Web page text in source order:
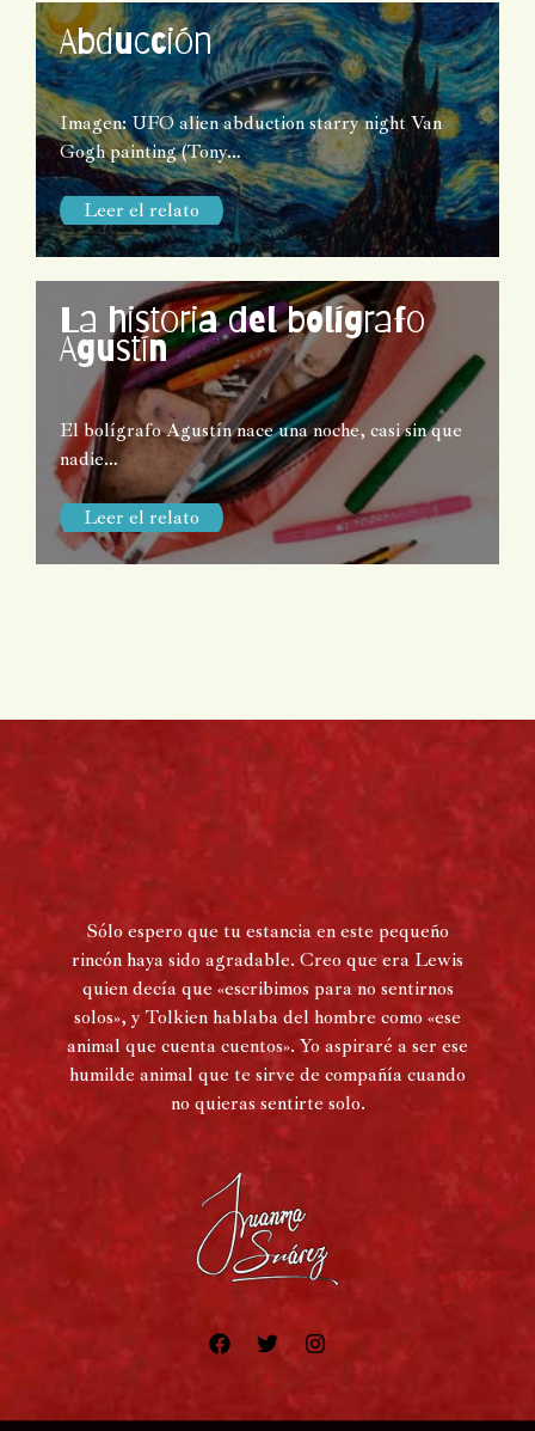
Abducción
Imagen: UFO alien abduction starry night Van
Gogh painting (Tony…
Leer el relato
La historia del bolígrafo
Agustín
El bolígrafo Agustín nace una noche, casi sin que
nadie…
Leer el relato
Sólo espero que tu estancia en este pequeño
rincón haya sido agradable. Creo que era Lewis
quien decía que «escribimos para no sentirnos
solos», y Tolkien hablaba del hombre como «ese
animal que cuenta cuentos». Yo aspiraré a ser ese
humilde animal que te sirve de compañía cuando
no quieras sentirte solo.